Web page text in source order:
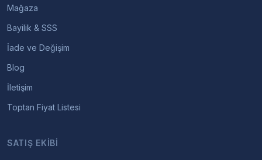
Mağaza
Bayilik & SSS
İade ve Değişim
Blog
İletişim
Toptan Fiyat Listesi
SATIŞ EKIBI